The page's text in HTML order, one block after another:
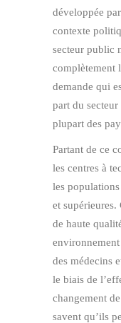
développée
contexte
secteur public
complètement
demande qui
part du
plupart des
Partant de ce
les centres à
les
et supérieures.
de haute
des médecins
le biais de
changement
savent qu’ils